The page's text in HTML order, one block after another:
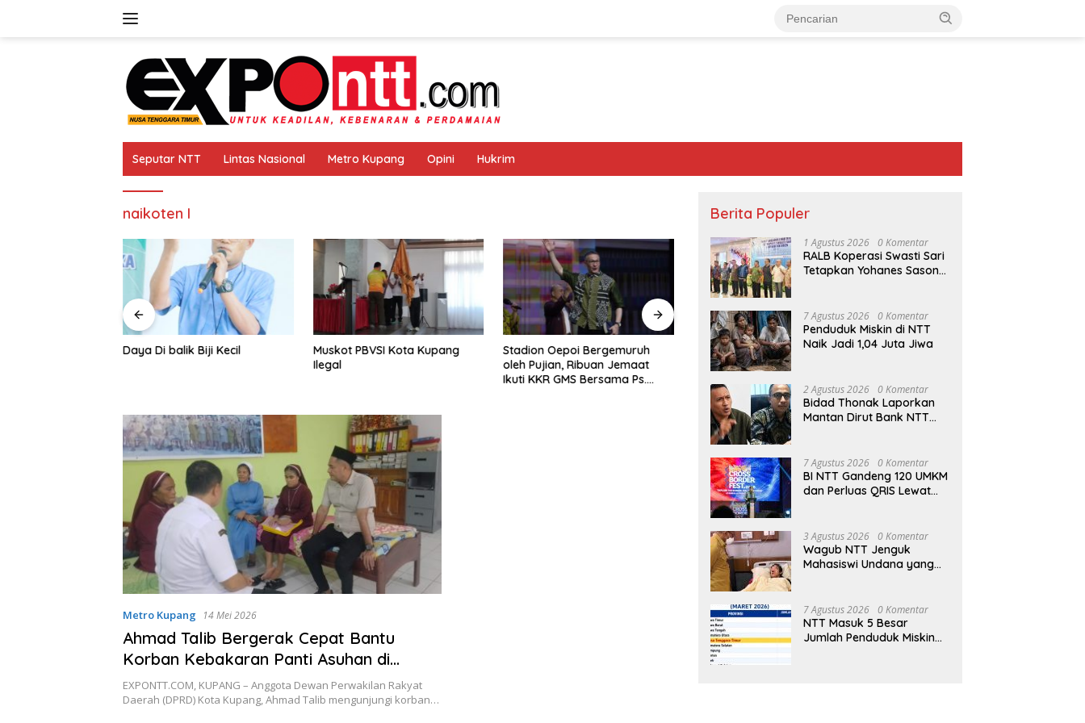
Seputar NTT Lintas Nasional Metro Kupang Opini Hukrim
naikoten I
Daya Di balik Biji Kecil
Muskot PBVSI Kota Kupang
Ilegal
Stadion Oepoi Bergemuruh
oleh Pujian, Ribuan Jemaat
Ikuti KKR GMS Bersama Ps.
“Saat Teduh Bersama” Ps.
Philip Mantofa di Kota Kupang
Pertamina Dukung Jamda
Energi Aman
Metro Kupang 14 Mei 2026
Ahmad Talib Bergerak Cepat Bantu
Korban Kebakaran Panti Asuhan di
Naikoten I
EXPONTT.COM, KUPANG – Anggota Dewan Perwakilan Rakyat
Daerah (DPRD) Kota Kupang, Ahmad Talib mengunjungi korban…
Berita Populer
1 Agustus 2026 0 Komentar
RALB Koperasi Swasti Sari
Tetapkan Yohanes Sason
7 Agustus 2026 0 Komentar
Penduduk Miskin di NTT
Naik Jadi 1,04 Juta Jiwa
2 Agustus 2026 0 Komentar
Bidad Thonak Laporkan
Mantan Dirut Bank NTT
7 Agustus 2026 0 Komentar
BI NTT Gandeng 120 UMKM
dan Perluas QRIS Lewat
3 Agustus 2026 0 Komentar
Wagub NTT Jenguk
Mahasiswi Undana yang
7 Agustus 2026 0 Komentar
NTT Masuk 5 Besar
Jumlah Penduduk Miskin